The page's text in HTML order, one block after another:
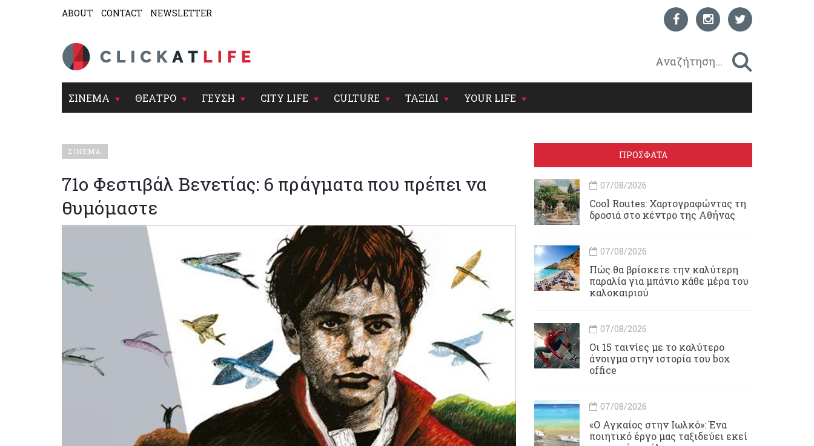
ABOUT CONTACT NEWSLETTER
ΣΙΝΕΜΑ ΘΕΑΤΡΟ ΓΕΥΣΗ CITY LIFE CULTURE ΤΑΞΙΔΙ YOUR LIFE
ΣΙΝΕΜΑ
71ο Φεστιβάλ Βενετίας: 6 πράγματα που πρέπει να
θυμόμαστε
ΠΡΟΣΦΑΤΑ
07/08/2026
Cool Routes: Χαρτογραφώντας τη
δροσιά στο κέντρο της Αθήνας
07/08/2026
Πώς θα βρίσκετε την καλύτερη
παραλία για μπάνιο κάθε μέρα του
καλοκαιριού
07/08/2026
Οι 15 ταινίες με το καλύτερο
άνοιγμα στην ιστορία του box
office
07/08/2026
«Ο Αγκαίος στην Ιωλκό»: Ένα
ποιητικό έργο μας ταξιδεύει εκεί